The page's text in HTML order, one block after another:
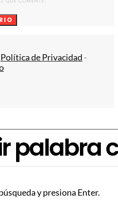
Política de Privacidad -
y presiona Enter.